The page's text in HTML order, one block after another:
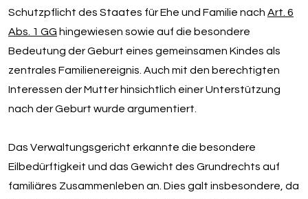
Schutzpflicht des Staates für Ehe und Familie nach Art. 6
Abs. 1 GG hingewiesen sowie auf die besondere
Bedeutung der Geburt eines gemeinsamen Kindes als
zentrales Familienereignis. Auch mit den berechtigten
Interessen der Mutter hinsichtlich einer Unterstützung
nach der Geburt wurde argumentiert.
Das Verwaltungsgericht erkannte die besondere
Eilbedürftigkeit und das Gewicht des Grundrechts auf
familiäres Zusammenleben an. Dies galt insbesondere, da